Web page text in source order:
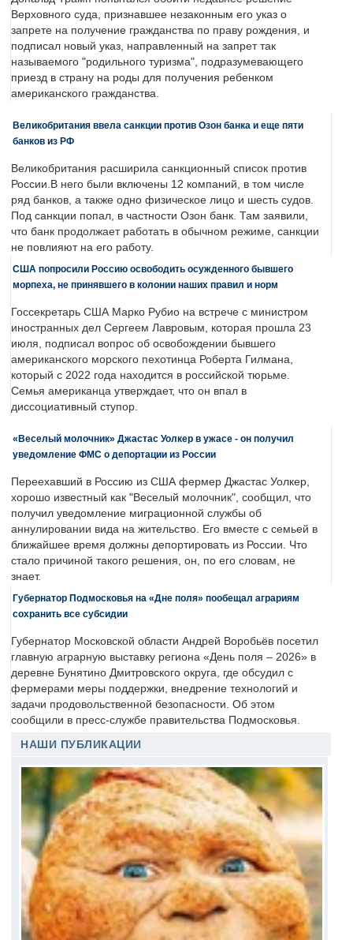
Верховного суда, признавшее незаконным его указ о
запрете на получение гражданства по праву рождения, и
подписал новый указ, направленный на запрет так
называемого "родильного туризма", подразумевающего
приезд в страну на роды для получения ребенком
американского гражданства.
Великобритания ввела санкции против Озон банка и еще пяти
банков из РФ
Великобритания расширила санкционный список против
России.В него были включены 12 компаний, в том числе
ряд банков, а также одно физическое лицо и шесть судов.
Под санкции попал, в частности Озон банк. Там заявили,
что банк продолжает работать в обычном режиме, санкции
не повлияют на его работу.
США попросили Россию освободить осужденного бывшего
морпеха, не принявшего в колонии наших правил и норм
Госсекретарь США Марко Рубио на встрече с министром
иностранных дел Сергеем Лавровым, которая прошла 23
июля, подписал вопрос об освобождении бывшего
американского морского пехотинца Роберта Гилмана,
который с 2022 года находится в российской тюрьме.
Семья американца утверждает, что он впал в
диссоциативный ступор.
«Веселый молочник» Джастас Уолкер в ужасе - он получил
уведомление ФМС о депортации из России
Переехавший в Россию из США фермер Джастас Уолкер,
хорошо известный как "Веселый молочник", сообщил, что
получил уведомление миграционной службы об
аннулировании вида на жительство. Его вместе с семьей в
ближайшее время должны депортировать из России. Что
стало причиной такого решения, он, по его словам, не
знает.
Губернатор Подмосковья на «Дне поля» пообещал аграриям
сохранить все субсидии
Губернатор Московской области Андрей Воробьёв посетил
главную аграрную выставку региона «День поля – 2026» в
деревне Бунятино Дмитровского округа, где обсудил с
фермерами меры поддержки, внедрение технологий и
задачи продовольственной безопасности. Об этом
сообщили в пресс-службе правительства Подмосковья.
НАШИ ПУБЛИКАЦИИ